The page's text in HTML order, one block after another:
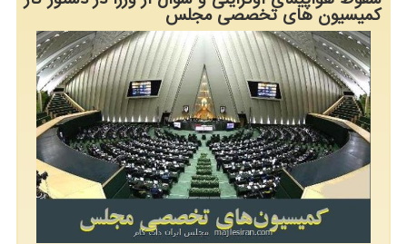
كمیسیون های تخصصی مجلس